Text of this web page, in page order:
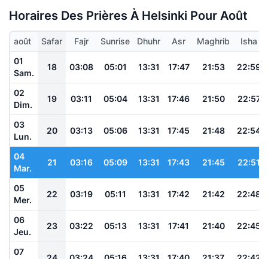
Horaires Des Prières À Helsinki Pour Août
août Safar Fajr Sunrise Dhuhr Asr Maghrib
Isha
01
Sam.
18 03:08 05:01 13:31 17:47 21:53 22:59
02
Dim.
19 03:11 05:04 13:31 17:46 21:50 22:57
03
Lun.
20 03:13 05:06 13:31 17:45 21:48 22:54
04
Mar.
21 03:16 05:09 13:31 17:43 21:45 22:51
05
Mer.
22 03:19 05:11 13:31 17:42 21:42 22:48
06
Jeu.
23 03:22 05:13 13:31 17:41 21:40 22:45
07